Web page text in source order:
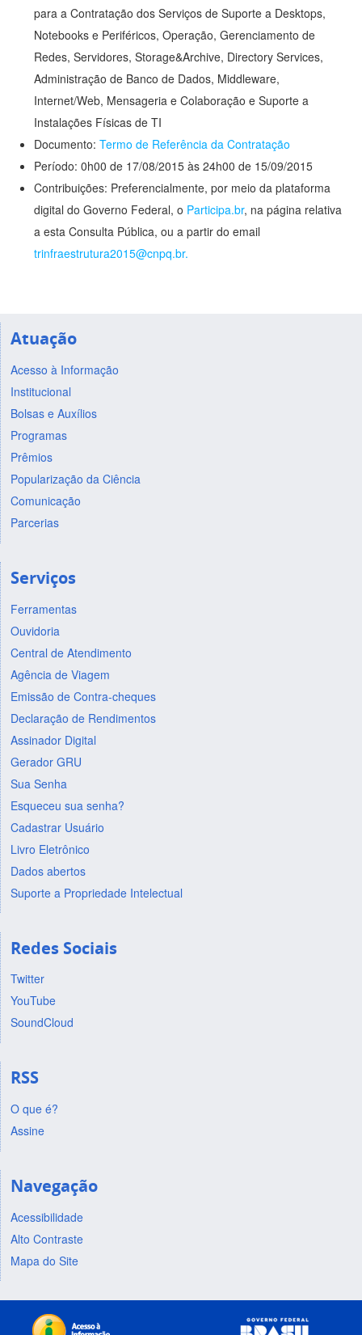
para a Contratação dos Serviços de Suporte a Desktops,
Notebooks e Periféricos, Operação, Gerenciamento de
Redes, Servidores, Storage&Archive, Directory Services,
Administração de Banco de Dados, Middleware,
Internet/Web, Mensageria e Colaboração e Suporte a
Instalações Físicas de TI
Documento: Termo de Referência da Contratação
Período: 0h00 de 17/08/2015 às 24h00 de 15/09/2015
Contribuições: Preferencialmente, por meio da plataforma
digital do Governo Federal, o Participa.br, na página relativa
a esta Consulta Pública, ou a partir do email
trinfraestrutura2015@cnpq.br.
Atuação
Acesso à Informação
Institucional
Bolsas e Auxílios
Programas
Prêmios
Popularização da Ciência
Comunicação
Parcerias
Serviços
Ferramentas
Ouvidoria
Central de Atendimento
Agência de Viagem
Emissão de Contra-cheques
Declaração de Rendimentos
Assinador Digital
Gerador GRU
Sua Senha
Esqueceu sua senha?
Cadastrar Usuário
Livro Eletrônico
Dados abertos
Suporte a Propriedade Intelectual
Redes Sociais
Twitter
YouTube
SoundCloud
RSS
O que é?
Assine
Navegação
Acessibilidade
Alto Contraste
Mapa do Site